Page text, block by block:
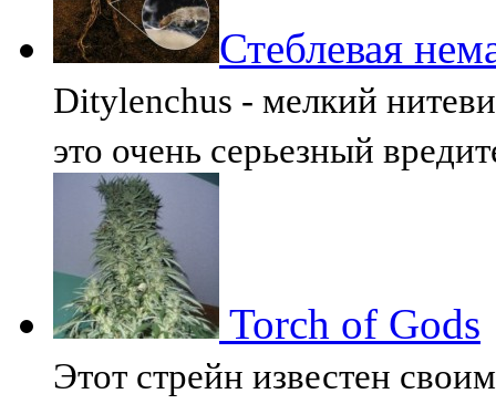
Стеблевая
Ditylenchus - мелкий
это очень серьезный
Torch of Gods
Этот стрейн известен